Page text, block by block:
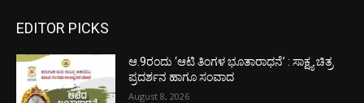
EDITOR PICKS
ಆ.9ರಂದು ‘ಆಟಿ ತಿಂಗಳ ಭೂತಾರಾಧನೆ’ : ಸಾಕ್ಷ್ಯ ಚಿತ್ರ
ಪ್ರದರ್ಶನ ಹಾಗೂ ಸಂವಾದ
August 8, 2026